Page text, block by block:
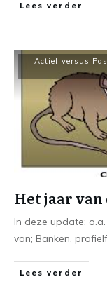
Lees verder
Actief versus
Het jaar van
In deze update:
van; Banken,
Lees verder